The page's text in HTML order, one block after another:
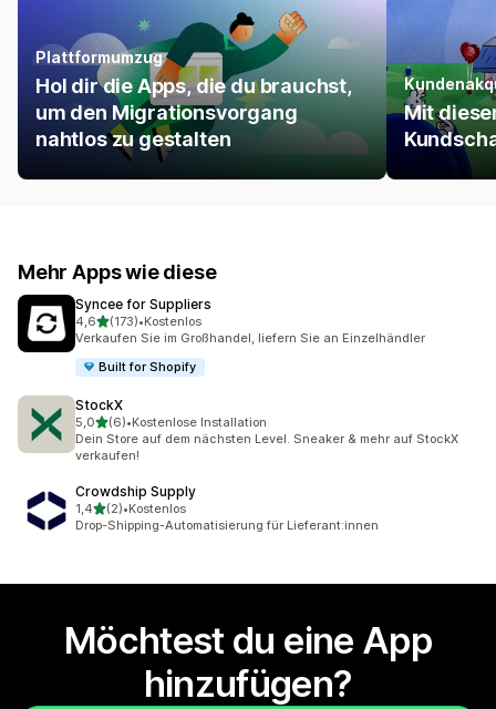
Plattformumzug
Hol dir die Apps, die du brauchst,
um den Migrationsvorgang
nahtlos zu gestalten
Mit
Mehr Apps wie diese
Syncee for Suppliers
4,6von 5 Sternen
(173)
173 Rezensionen insgesamt
•Kostenlos
Verkaufen Sie im Großhandel, liefern Sie an Einzelhändler
Built for Shopify
StockX
5,0von 5 Sternen
(6)
6 Rezensionen insgesamt
•Kostenlose Installation
Dein Store auf dem nächsten Level. Sneaker & mehr auf StockX
verkaufen!
Crowdship Supply
1,4von 5 Sternen
(2)
2 Rezensionen insgesamt
•Kostenlos
Drop-Shipping-Automatisierung für Lieferant:innen
Möchtest du eine App
hinzufügen?